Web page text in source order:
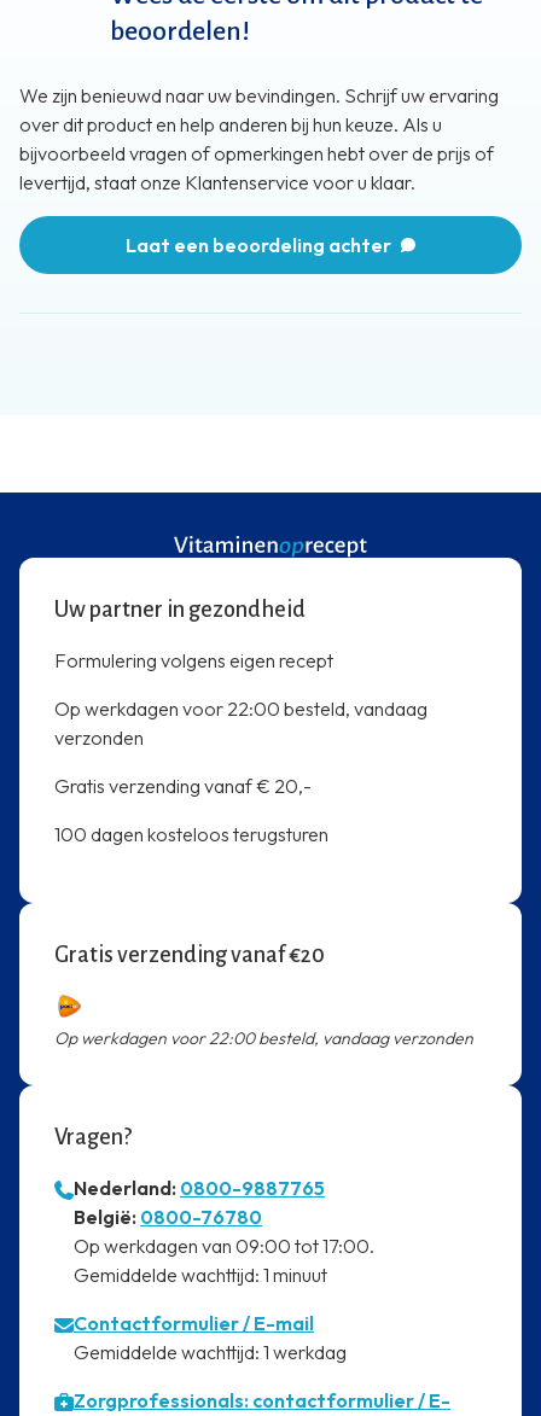
beoordelen!
We zijn benieuwd naar uw bevindingen. Schrijf uw ervaring
over dit product en help anderen bij hun keuze. Als u
bijvoorbeeld vragen of opmerkingen hebt over de prijs of
levertijd, staat onze Klantenservice voor u klaar.
Laat een beoordeling achter
Uw partner in gezondheid
Formulering volgens eigen recept
Op werkdagen voor 22:00 besteld, vandaag
verzonden
Gratis verzending vanaf € 20,-
100 dagen kosteloos terugsturen
Gratis verzending vanaf €20
Op werkdagen voor 22:00 besteld, vandaag verzonden
Vragen?
Nederland: 0800-9887765
⁠België: 0800-76780
⁠Op werkdagen van 09:00 tot 17:00.
⁠Gemiddelde wachttijd: 1 minuut
Contactformulier/ E-mail
⁠Gemiddelde wachttijd: 1 werkdag
Zorgprofessionals: contactformulier / E-